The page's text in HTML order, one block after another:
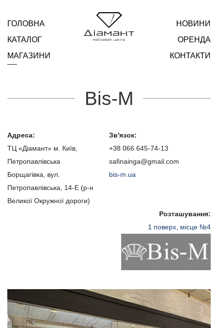
ГОЛОВНА
КАТАЛОГ
МАГАЗИНИ
НОВИНИ
ОРЕНДА
КОНТАКТИ
Bis-M
Адреса:
ТЦ «Діамант» м. Київ,
Петропавлівська
Борщагівка, вул.
Петропавлівська, 14-Е (р-н
Великої Окружної дороги)
Зв'язок:
+38 066 645-74-13
safinainga@gmail.com
bis-m.ua
Розташування:
1 поверх, місце №4